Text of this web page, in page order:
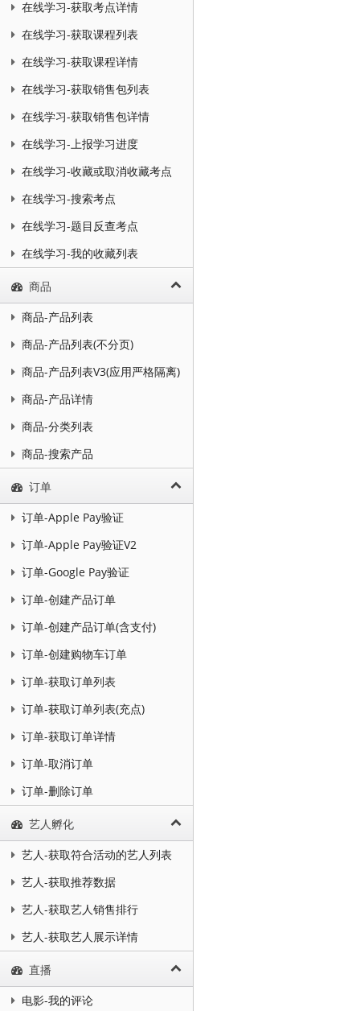
在线学习-获取考点详情
在线学习-获取课程列表
在线学习-获取课程详情
在线学习-获取销售包列表
在线学习-获取销售包详情
在线学习-上报学习进度
在线学习-收藏或取消收藏考点
在线学习-搜索考点
在线学习-题目反查考点
在线学习-我的收藏列表
商品
商品-产品列表
商品-产品列表(不分页)
商品-产品列表V3(应用严格隔离)
商品-产品详情
商品-分类列表
商品-搜索产品
订单
订单-Apple Pay验证
订单-Apple Pay验证V2
订单-Google Pay验证
订单-创建产品订单
订单-创建产品订单(含支付)
订单-创建购物车订单
订单-获取订单列表
订单-获取订单列表(充点)
订单-获取订单详情
订单-取消订单
订单-删除订单
艺人孵化
艺人-获取符合活动的艺人列表
艺人-获取推荐数据
艺人-获取艺人销售排行
艺人-获取艺人展示详情
直播
电影-我的评论